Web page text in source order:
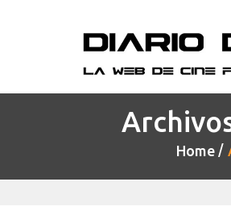
Home